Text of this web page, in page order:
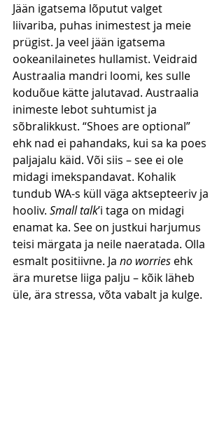
Jään igatsema lõputut valget
liivariba, puhas inimestest ja meie
prügist. Ja veel jään igatsema
ookeanilainetes hullamist. Veidraid
Austraalia mandri loomi, kes sulle
koduõue kätte jalutavad. Austraalia
inimeste lebot suhtumist ja
sõbralikkust. “Shoes are optional”
ehk nad ei pahandaks, kui sa ka poes
paljajalu käid. Või siis – see ei ole
midagi imekspandavat. Kohalik
tundub WA-s küll väga aktsepteeriv ja
hooliv. Small talk’i taga on midagi
enamat ka. See on justkui harjumus
teisi märgata ja neile naeratada. Olla
esmalt positiivne. Ja no worries ehk
ära muretse liiga palju – kõik läheb
üle, ära stressa, võta vabalt ja kulge.